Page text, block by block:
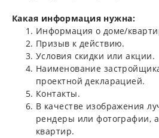
Какая информация нужна:
Информация о доме/
Призыв к действию.
Условия скидки или акции.
Наименование
проектной декларацией.
Контакты.
В качестве изображения
рендеры или фотографии,
квартир.